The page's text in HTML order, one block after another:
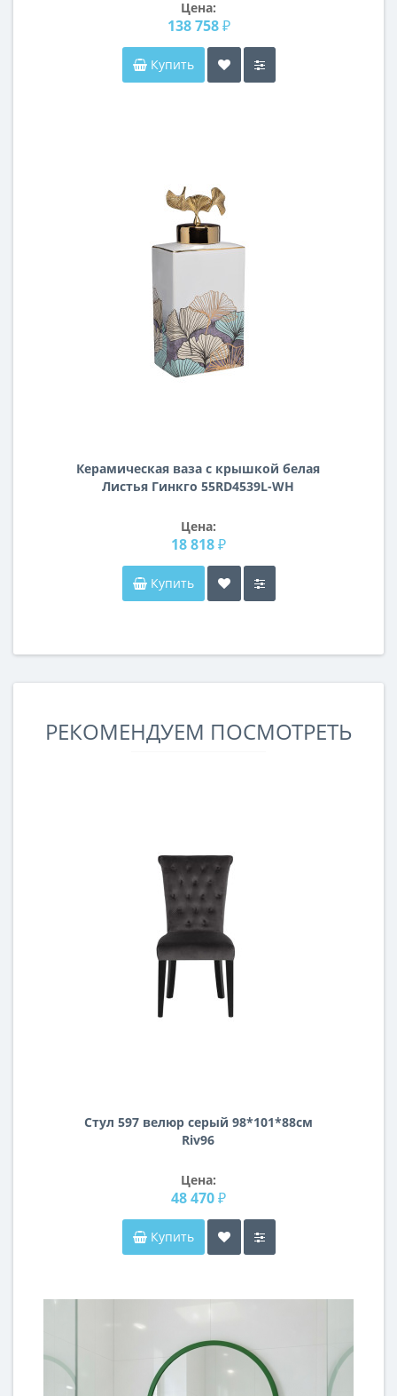
Цена:
138 758 ₽
Купить
Керамическая ваза с крышкой белая
Листья Гинкго 55RD4539L-WH
Цена:
18 818 ₽
Купить
РЕКОМЕНДУЕМ ПОСМОТРЕТЬ
Стул 597 велюр серый 98*101*88см
Riv96
Цена:
48 470 ₽
Купить